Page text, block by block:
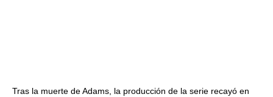
Tras la muerte de Adams, la producción de la serie recayó en